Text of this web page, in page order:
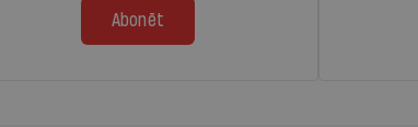
Abonēt